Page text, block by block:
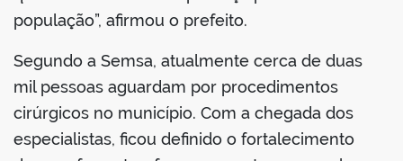
população”, afirmou o prefeito.
Segundo a Semsa, atualmente cerca de duas
mil pessoas aguardam por procedimentos
cirúrgicos no município. Com a chegada dos
especialistas, ficou definido o fortalecimento